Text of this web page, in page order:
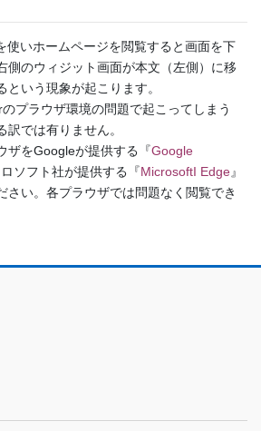
使いホームページを閲覧すると画面を下
側のウィジット画面が本文（左側）に移
いう現象が起こります。
プラウザ環境の問題で起こってしまう
では有りません。
ザをGoogleが提供する『Google
ソフト社が提供する『MicrosoftI Edge』
さい。各プラウザでは問題なく閲覧でき